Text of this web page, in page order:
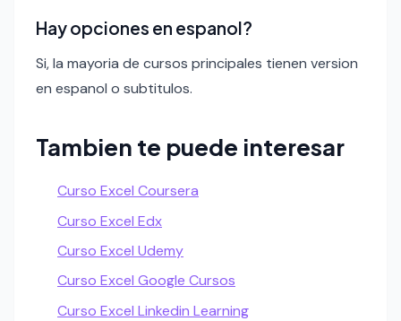
Hay opciones en espanol?
Si, la mayoria de cursos principales tienen version
en espanol o subtitulos.
Tambien te puede interesar
Curso Excel Coursera
Curso Excel Edx
Curso Excel Udemy
Curso Excel Google Cursos
Curso Excel Linkedin Learning